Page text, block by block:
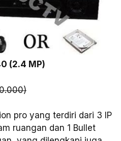
(2.4 MP)
pro yang terdiri dari 3 IP
ruangan dan 1 Bullet